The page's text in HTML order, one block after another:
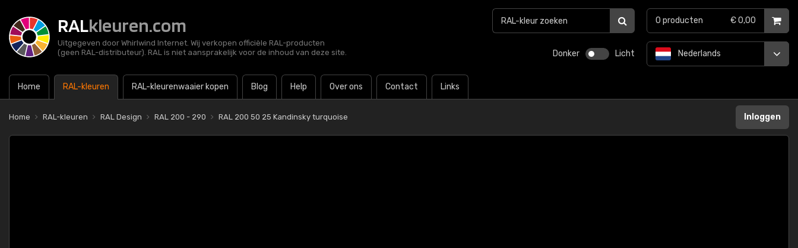
RALkleuren.com
Uitgegeven door Whirlwind Internet. Wij verkopen officiële RAL-producten
(geen RAL-distributeur). RAL is niet aansprakelijk voor de inhoud van deze site.
Donker Licht
Home RAL-kleuren RAL-kleurenwaaier kopen Blog Help Over ons Contact Links
Nederlands
0 producten € 0,00
Home RAL-kleuren RAL Design RAL 200 - 290 RAL 200 50 25 Kandinsky turquoise Inloggen